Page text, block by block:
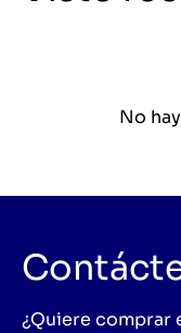
No
¿Quiere comprar